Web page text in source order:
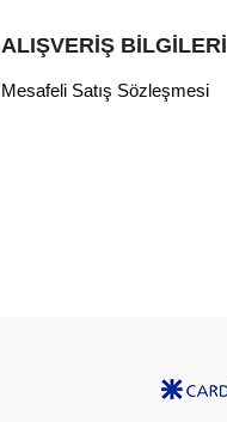
ALIŞVERİŞ BİLGİLERİ
Mesafeli Satış Sözleşmesi